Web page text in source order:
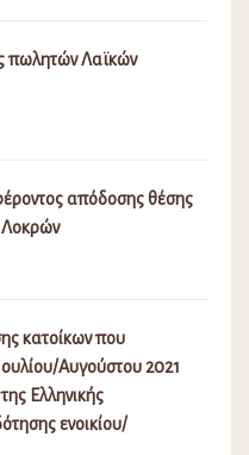
πωλητών Λαϊκών
απόδοσης θέσης
Λοκρών
κατοίκων που
Αυγούστου 2021
Ελληνικής
ενοικίου/